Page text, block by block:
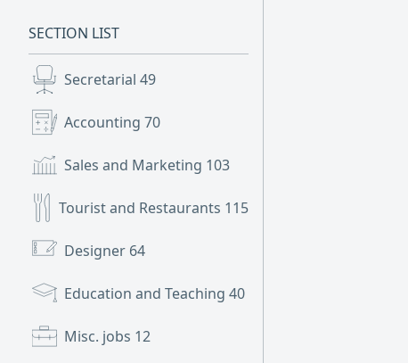
SECTION LIST
Secretarial 49
Accounting 70
Sales and Marketing 103
Tourist and Restaurants 115
Designer 64
Education and Teaching 40
Misc. jobs 12